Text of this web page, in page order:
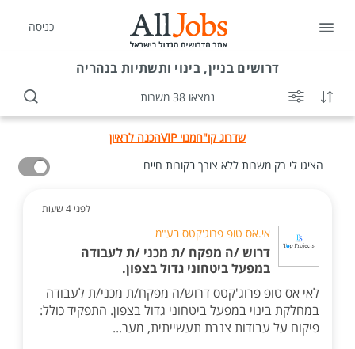
כניסה
דרושים בניין, בינוי ותשתיות בנהריה
נמצאו 38 משרות
שדרוג קו"חמנוי VIP
הכנה לראיון
הציגו לי רק משרות ללא צורך בקורות חיים
לפני 4 שעות
אי.אס טופ פרוג'קטס בע"מ
דרוש /ה מפקח /ת מכני /ת לעבודה
במפעל ביטחוני גדול בצפון.
לאי אס טופ פרוג'קטס דרוש/ה מפקח/ת מכני/ת לעבודה
במחלקת בינוי במפעל ביטחוני גדול בצפון. התפקיד כולל:
פיקוח על עבודות צנרת תעשייתית, מער...